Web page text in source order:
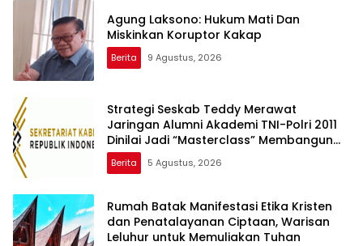
Agung Laksono: Hukum Mati Dan
Miskinkan Koruptor Kakap
Berita 9 Agustus, 2026
Strategi Seskab Teddy Merawat
Jaringan Alumni Akademi TNI-Polri 2011
Dinilai Jadi “Masterclass” Membangun
Loyalitas
Berita 5 Agustus, 2026
Rumah Batak Manifestasi Etika Kristen
dan Penatalayanan Ciptaan, Warisan
Leluhur untuk Memuliakan Tuhan